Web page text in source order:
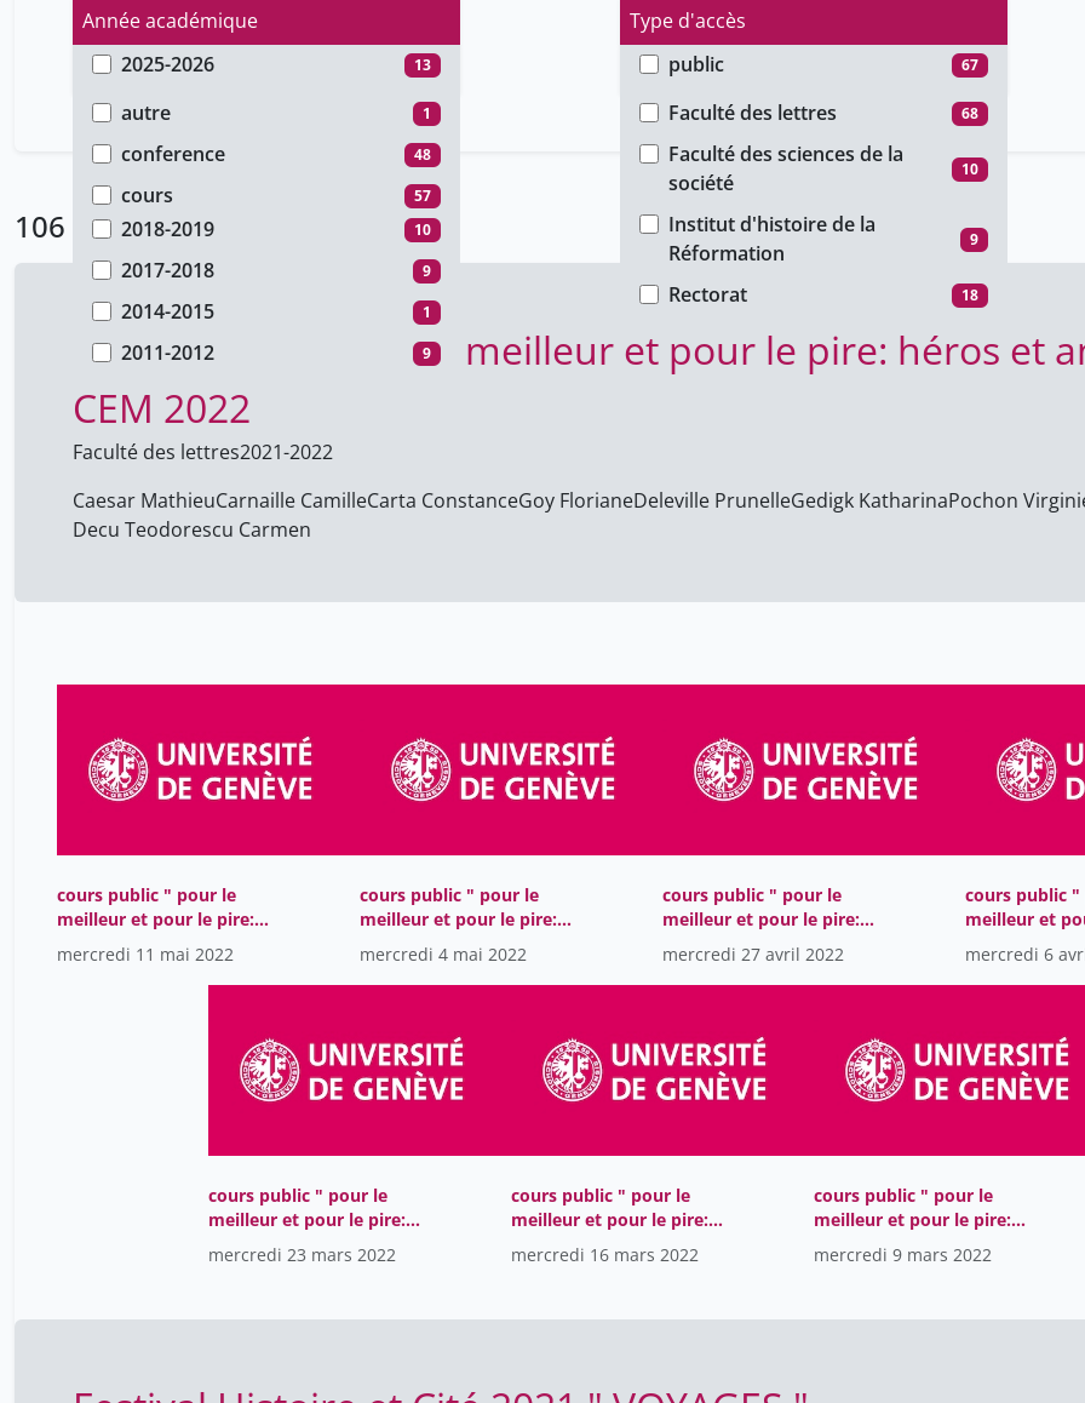
Année académique
2025-2026
13
2024-2025 26
2021-2022 9
2020-2021 29
2018-2019 10
2017-2018 9
2014-2015 1
2011-2012 9
Type d'accès
public
67
unige_restricted 39
Type de document
autre
1
conference 48
cours 57
Faculté
Faculté des lettres
68
Faculté des sciences de la
société
10
Institut d'histoire de la
Réformation
9
Rectorat 18
106 Résultats
cours public " pour le meilleur et pour le pire: héros et
CEM 2022
Faculté des lettres2021-2022
Caesar MathieuCarnaille CamilleCarta ConstanceGoy FlorianeDeleville PrunelleGedigk KatharinaPochon
Decu Teodorescu Carmen
cours public " pour le
meilleur et pour le pire:
héros et anti-héros au
Moyen Age" CEM 2022
mercredi 11 mai 2022
cours public " pour le
meilleur et pour le pire:
héros et anti-héros au
Moyen Age" CEM 2022
mercredi 4 mai 2022
cours public " pour le
meilleur et pour le pire:
héros et anti-héros au
Moyen Age" CEM 2022
mercredi 27 avril 2022
cours public
meilleur et
héros et anti-
Moyen Age"
mercredi 6
cours public " pour le
meilleur et pour le pire:
héros et anti-héros au
Moyen Age" CEM 2022
mercredi 23 mars 2022
cours public " pour le
meilleur et pour le pire:
héros et anti-héros au
Moyen Age" CEM 2022
mercredi 16 mars 2022
cours public " pour le
meilleur et pour le pire:
héros et anti-héros au
Moyen Age" CEM 2022
mercredi 9 mars 2022